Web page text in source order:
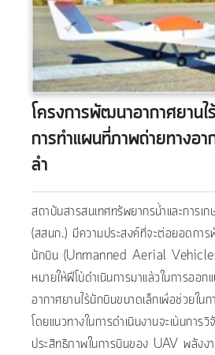
โครงการพัฒนาอากาศยาน
การทำแผนที่ภาพถ่ายทางอ
ลำ
สถาบันสารสนเทศทรัพยากรน้ำและการเ
(สสนก.) มีความประสงค์ที่จะต่อยอดกา
นักบิน (Unmanned Aerial
หมายให้ฟีโบ้ดำเนินการมาแล้วในการออ
อากาศยานไร้นักบินขนาดเล็กเพื่อช่วยใน
โดยแนวทางในการดำเนินงานจะเน้นการ
ประสิทธิภาพในการบินของ UAV พลังงา